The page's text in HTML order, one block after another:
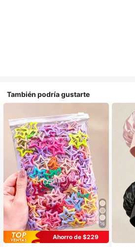
También podría gustarte
16
Ahorro de $229
#1